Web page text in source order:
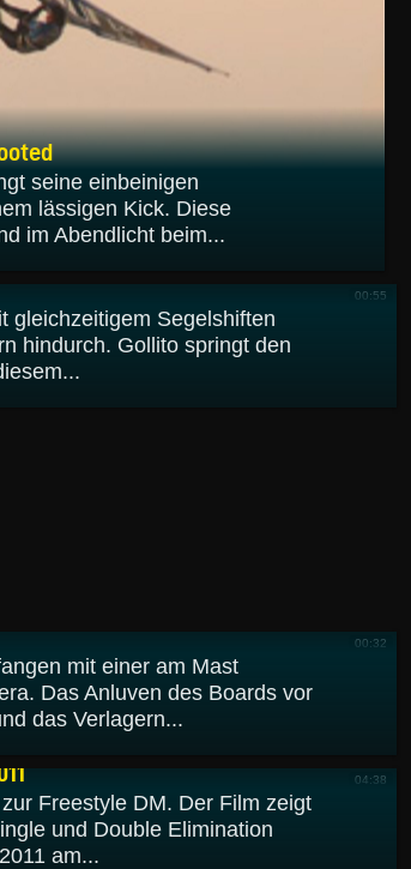
seine einbeinigen
lässigen Kick. Diese
im Abendlicht beim...
00:55
gleichzeitigem Segelshiften
hindurch. Gollito springt den
00:32
mit einer am Mast
Das Anluven des Boards vor
das Verlagern...
04:38
Freestyle DM. Der Film zeigt
und Double Elimination
am...